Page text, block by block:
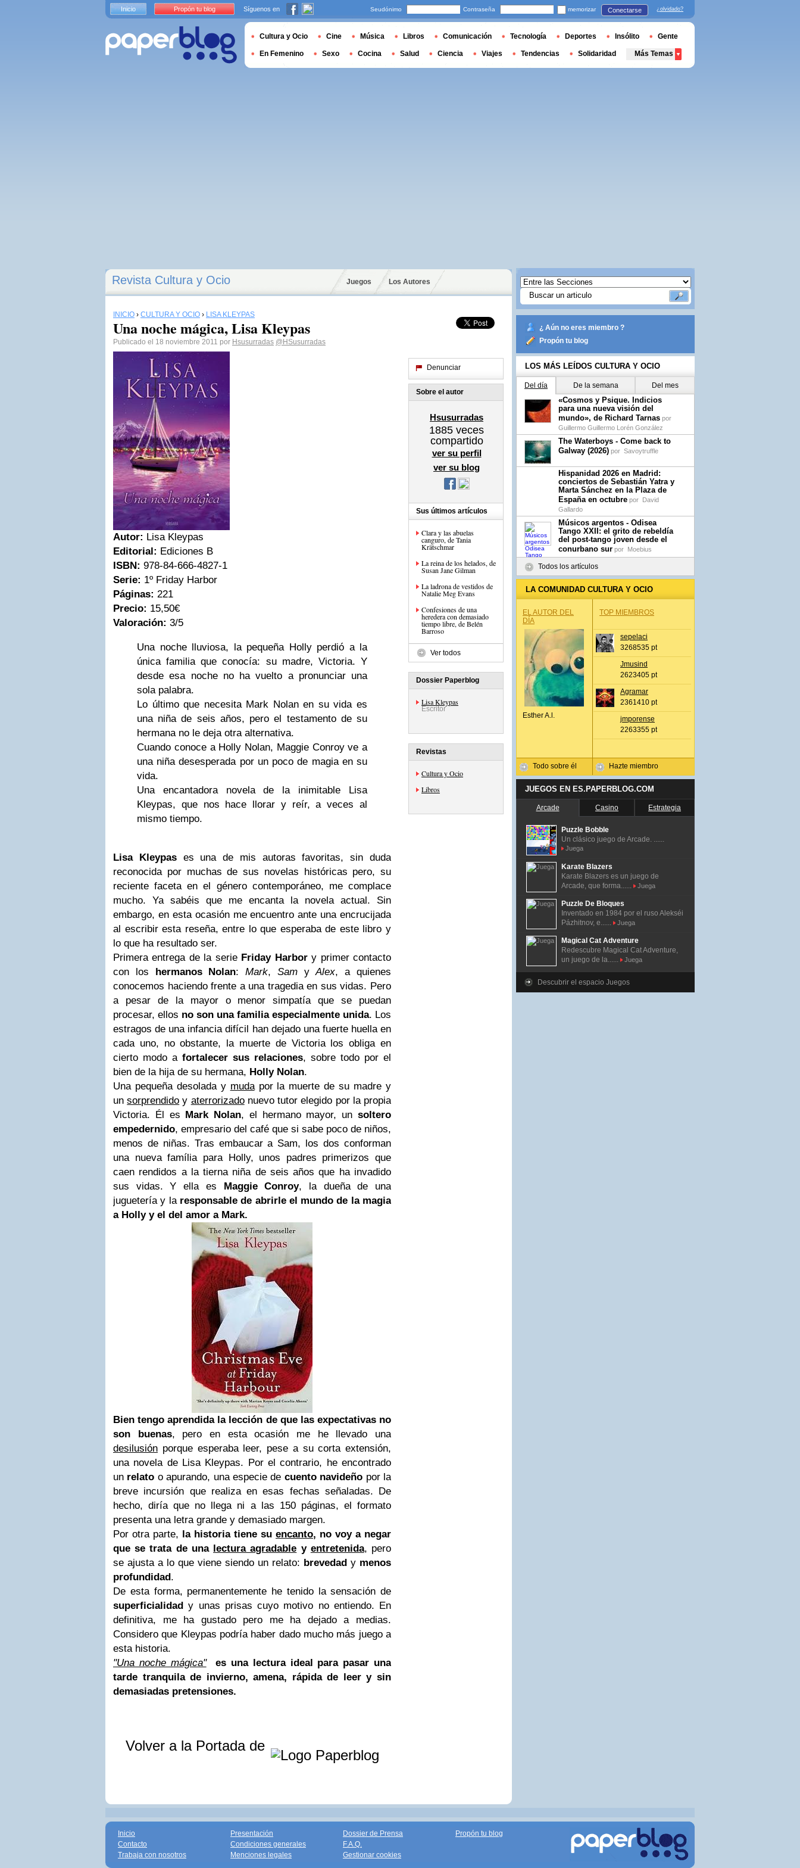
Revista Cultura y Ocio Juegos Los Autores
INICIO › CULTURA Y OCIO › LISA KLEYPAS
Una noche mágica, Lisa Kleypas
Publicado el 18 noviembre 2011 por Hsusurradas @HSusurradas
Autor: Lisa Kleypas
Editorial: Ediciones B
ISBN: 978-84-666-4827-1
Serie: 1º Friday Harbor
Páginas: 221
Precio: 15,50€
Valoración: 3/5
Una noche lluviosa, la pequeña Holly perdió a la
única familia que conocía: su madre, Victoria. Y
desde esa noche no ha vuelto a pronunciar una
sola palabra.
Lo último que necesita Mark Nolan en su vida es
una niña de seis años, pero el testamento de su
hermana no le deja otra alternativa.
Cuando conoce a Holly Nolan, Maggie Conroy ve a
una niña desesperada por un poco de magia en su
vida.
Una encantadora novela de la inimitable Lisa
Kleypas, que nos hace llorar y reír, a veces al
mismo tiempo.
Lisa Kleypas es una de mis autoras favoritas, sin duda
reconocida por muchas de sus novelas históricas pero, su
reciente faceta en el género contemporáneo, me complace
mucho. Ya sabéis que me encanta la novela actual. Sin
embargo, en esta ocasión me encuentro ante una encrucijada
al escribir esta reseña, entre lo que esperaba de este libro y
lo que ha resultado ser.
Primera entrega de la serie Friday Harbory primer contacto
con los hermanos Nolan:Mark, SamyAlex, a quienes
conocemos haciendo frente a una tragedia en sus vidas. Pero
a pesar de la mayor o menor simpatía que se puedan
procesar, ellos no son una familia especialmente unida. Los
estragos de una infancia difícil han dejado una fuerte huella en
cada uno, no obstante, la muerte de Victoria los obliga en
cierto modo a fortalecer sus relaciones, sobre todo por el
bien de la hija de su hermana, Holly Nolan.
Una pequeña desolada y mudapor la muerte de su madre y
unsorprendido y aterrorizadonuevo tutor elegido por la propia
Victoria. Él es Mark Nolan, el hermano mayor, unsoltero
empedernido, empresario del café que si sabe poco de niños,
menos de niñas. Tras embaucar a Sam, los dos conforman
una nueva família para Holly, unos padres primerizos que
caen rendidos a la tierna niña de seis años que ha invadido
sus vidas. Y ella es Maggie Conroy, la dueña de una
juguetería y laresponsable de abrirle el mundo de la magia
a Holly y el del amor a Mark.
Bien tengo aprendida la lección de que las expectativas no
son buenas, pero en esta ocasión me he llevado una
desilusión porque esperaba leer, pese a su corta extensión,
una novela de Lisa Kleypas. Por el contrario, he encontrado
un relato o apurando, una especie de cuento navideño por la
breve incursión que realiza en esas fechas señaladas. De
hecho, diría que no llega ni a las 150 páginas, el formato
presenta una letra grande y demasiado margen.
Por otra parte, la historia tiene su encanto, no voy a negar
que se trata de una lectura agradable y entretenida, pero
se ajusta a lo que viene siendo un relato: brevedad y menos
profundidad.
De esta forma, permanentemente he tenido la sensación de
superficialidad y unas prisas cuyo motivo no entiendo. En
definitiva, me ha gustado pero me ha dejado a medias.
Considero que Kleypas podría haber dado mucho más juego a
esta historia.
"Una noche mágica"
es una lectura ideal para pasar una
tarde tranquila de invierno, amena, rápida de leer y sin
demasiadas pretensiones.
Volver a la Portada de
Denunciar
Sobre el autor
Hsusurradas
1885 veces
compartido
ver su perfil
ver su blog
Sus últimos artículos
Clara y las abuelas
canguro, de Tania
Krätschmar
La reina de los helados, de
Susan Jane Gilman
La ladrona de vestidos de
Natalie Meg Evans
Confesiones de una
heredera con demasiado
tiempo libre, de Belén
Barroso
Ver todos
Dossier Paperblog
Lisa Kleypas
Escritor
Revistas
Cultura y Ocio
Libros
¿ Aún no eres miembro ?
Propón tu blog
LOS MÁS LEÍDOS CULTURA Y OCIO
Del día De la semana Del mes
«Cosmos y Psique. Indicios
para una nueva visión del
mundo», de Richard Tarnas por
Guillermo Guillermo Lorén González
The Waterboys - Come back to
Galway (2026) por Savoytruffle
Hispanidad 2026 en Madrid:
conciertos de Sebastián Yatra y
Marta Sánchez en la Plaza de
España en octubre por David
Gallardo
Músicos argentos - Odisea
Tango XXII: el grito de rebeldía
del post-tango joven desde el
conurbano sur por Moebius
Todos los artículos
LA COMUNIDAD CULTURA Y OCIO
EL AUTOR DEL
DÍA
Esther A.l.
Todo sobre él
TOP MIEMBROS
sepelaci
3268535 pt
Jmusind
2623405 pt
Agramar
2361410 pt
jmporense
2263355 pt
Hazte miembro
JUEGOS EN ES.PAPERBLOG.COM
Arcade Casino Estrategia
Puzzle Bobble
Un clásico juego de Arcade. ......
Juega
Karate Blazers
Karate Blazers es un juego de
Arcade, que forma......
Juega
Puzzle De Bloques
Inventado en 1984 por el ruso Alekséi
Pázhitnov, e......
Juega
Magical Cat Adventure
Redescubre Magical Cat Adventure,
un juego de la......
Juega
Descubrir el espacio Juegos
Inicio Propón tu blog Síguenos en Seudónimo Contraseña memorizar Conectarse ¿olvidado?
Cultura y Ocio Cine Música Libros Comunicación Tecnología Deportes Insólito Gente
En Femenino Sexo Cocina Salud Ciencia Viajes Tendencias Solidaridad Más Temas
Inicio
Contacto
Trabaja con nosotros
Presentación
Condiciones generales
Menciones legales
Dossier de Prensa
F.A.Q.
Gestionar cookies
Propón tu blog